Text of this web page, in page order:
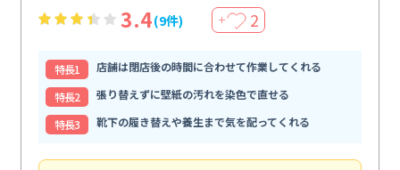
3.4(9件) ＋ 2
特⻑1
店舗は閉店後の時間に合わせて作業してくれる
特⻑2
張り替えずに壁紙の汚れを染色で直せる
特⻑3
靴下の履き替えや養生まで気を配ってくれる